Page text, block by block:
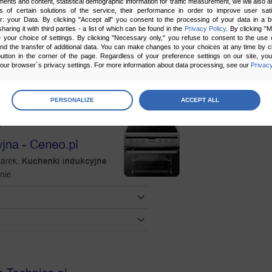
of certain solutions of the service, their performance in order to improve user
your Data. By clicking "Accept all" you consent to the processing of your data in a
it with third parties - a list of which can be found in the Privacy Policy. By clicking
your choice of settings. By clicking "Necessary only," you refuse to consent to the use
the transfer of additional data. You can make changes to your choices at any time by
in the corner of the page. Regardless of your preference settings on our site,
browser`s privacy settings. For more information about data processing, see our
preferences
scripts and data stored on the end device contribute to the security and usability of the website by
functions such as site navigation and access to specific areas of the website. The website cannot
PERSONALIZE ACCEPT ALL
o biznesie takie jaklogo, adres, dane
bądźOffer Snippets. Dzięki nim Google
Użytkownicy będą od razu znali
na dostawę. Dlatego